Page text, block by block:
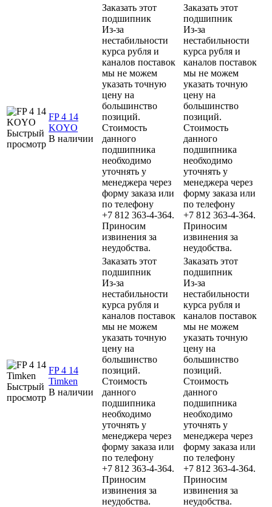
Быстрый
просмотр
FP 4 14
KOYO
В наличии
Заказать этот
подшипник
Из-за
нестабильности
курса рубля и
каналов поставок
мы не можем
указать точную
цену на
большинство
позиций.
Стоимость
данного
подшипника
необходимо
уточнять у
менеджера через
форму заказа или
по телефону
+7 812 363-4-364.
Приносим
извинения за
неудобства.
Заказать этот
подшипник
Из-за
нестабильности
курса рубля и
каналов поставок
мы не можем
указать точную
цену на
большинство
позиций.
Стоимость
данного
подшипника
необходимо
уточнять у
менеджера через
форму заказа или
по телефону
+7 812 363-4-364.
Приносим
извинения за
неудобства.
Быстрый
просмотр
FP 4 14
Timken
В наличии
Заказать этот
подшипник
Из-за
нестабильности
курса рубля и
каналов поставок
мы не можем
указать точную
цену на
большинство
позиций.
Стоимость
данного
подшипника
необходимо
уточнять у
менеджера через
форму заказа или
по телефону
+7 812 363-4-364.
Приносим
извинения за
неудобства.
Заказать этот
подшипник
Из-за
нестабильности
курса рубля и
каналов поставок
мы не можем
указать точную
цену на
большинство
позиций.
Стоимость
данного
подшипника
необходимо
уточнять у
менеджера через
форму заказа или
по телефону
+7 812 363-4-364.
Приносим
извинения за
неудобства.